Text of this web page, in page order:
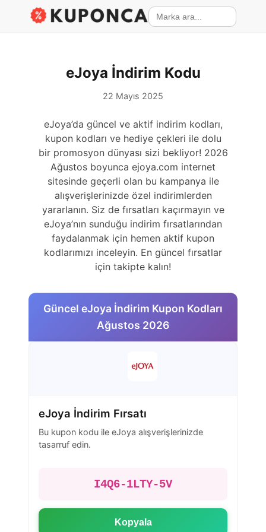
eJoya İndirim Kodu
22 Mayıs 2025
eJoya’da güncel ve aktif indirim kodları,
kupon kodları ve hediye çekleri ile dolu
bir promosyon dünyası sizi bekliyor! 2026
Ağustos boyunca ejoya.com internet
sitesinde geçerli olan bu kampanya ile
alışverişlerinizde özel indirimlerden
yararlanın. Siz de fırsatları kaçırmayın ve
eJoya’nın sunduğu indirim fırsatlarından
faydalanmak için hemen aktif kupon
kodlarımızı inceleyin. En güncel fırsatlar
için takipte kalın!
Güncel eJoya İndirim Kupon Kodları
Ağustos 2026
eJoya İndirim Fırsatı
Bu kupon kodu ile eJoya alışverişlerinizde
tasarruf edin.
I4Q6-1LTY-5V
Kopyala